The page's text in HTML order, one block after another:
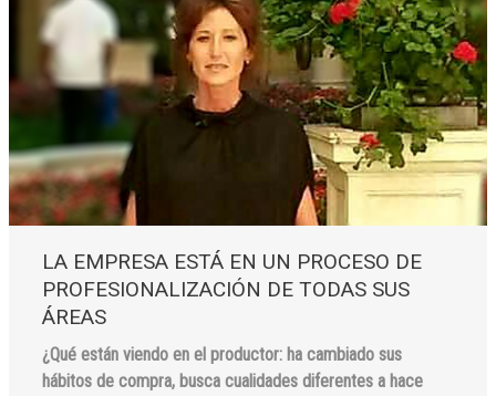
LA EMPRESA ESTÁ EN UN PROCESO DE
PROFESIONALIZACIÓN DE TODAS SUS
ÁREAS
¿Qué están viendo en el productor: ha cambiado sus
hábitos de compra, busca cualidades diferentes a hace